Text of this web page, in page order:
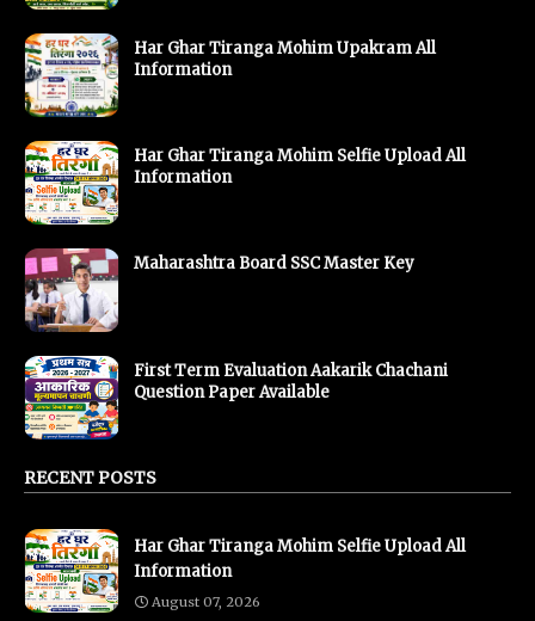
Har Ghar Tiranga Mohim Upakram All
Information
Har Ghar Tiranga Mohim Selfie Upload All
Information
Maharashtra Board SSC Master Key
First Term Evaluation Aakarik Chachani
Question Paper Available
RECENT POSTS
Har Ghar Tiranga Mohim Selfie Upload All
Information
August 07, 2026